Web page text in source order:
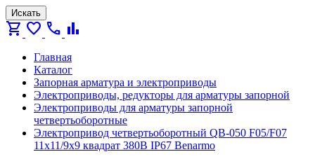
Искать
shopping_cart favorite call bar_chart
Главная
Каталог
Запорная арматура и электроприводы
Электроприводы, редукторы для арматуры запорной
Электроприводы для арматуры запорной
четвертьоборотные
Электропривод четвертьоборотный QB-050 F05/F07
11х11/9х9 квадрат 380В IP67 Benarmo